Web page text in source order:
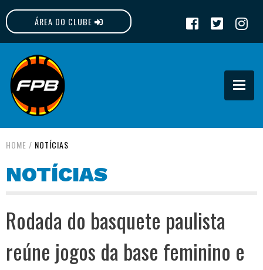
ÁREA DO CLUBE
FPB
HOME / NOTÍCIAS
NOTÍCIAS
Rodada do basquete paulista
reúne jogos da base feminino e